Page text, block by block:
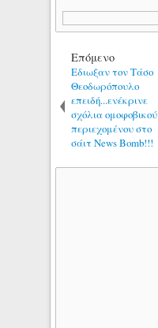
Επόμενο
Εδιωξαν τον Τάσο
Θεοδωρόπουλο
επειδή...ενέκρινε
σχόλια ομοφοβικού
περιεχομένου στο
σάιτ News Bomb!!!